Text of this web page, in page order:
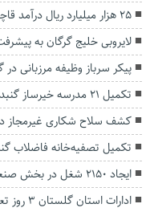
۲۵ هزار میلیارد ریال درآمد قاچاق مواد مخدر در گلستان توقیف شد
لایروبی خلیج گرگان به پیشرفت ۳۳ درصدی
پیکر سرباز وظیفه مرزبانی
تکمیل ۲۱ مدرسه خیرساز گنبدکاووس به ۶۱۰ میلیارد ریال اعتبار نیاز دارد
کشف سلاح شکاری غیرمجاز
تکمیل تصفیه‌خانه فاضلاب گنبدکاووس ۲۰۰ میلیارد
ایجاد ۲۱۵۰ شغل در بخش صنعت گنبدکاووس
ادارات استان گلستان 3 روز تعطیل شدند / مدارس هم غیر حضوری شد